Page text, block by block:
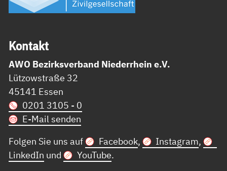
Kon­takt
AWO Bezirksverband Niederrhein e.V.
Lützowstraße 32
45141 Essen
0201 3105 - 0
E-Mail senden
Folgen Sie uns auf
Facebook, Instagram,
LinkedIn und YouTube.